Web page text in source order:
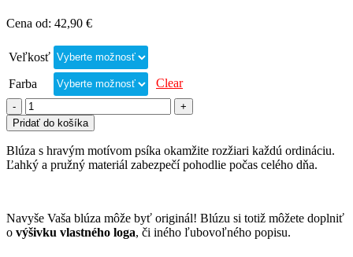
Cena od: 42,90 €
Veľkosť
Farba
Clear
Pridať do košíka
Blúza s hravým motívom psíka okamžite rozžiari každú ordináciu.
Ľahký a pružný materiál zabezpečí pohodlie počas celého dňa.
Navyše Vaša blúza môže byť originál! Blúzu si totiž môžete doplniť
o výšivku vlastného loga, či iného ľubovoľného popisu.